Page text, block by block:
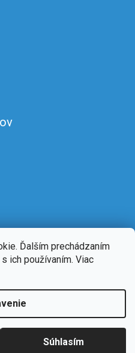
Ďalším prechádzaním
ich používaním. Viac
Súhlasím
Všetky práva vyhradené.